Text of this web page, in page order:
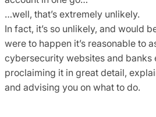
…well, that’s extremely unlikely.
In fact, it’s so unlikely, and would
were to happen it’s reasonable to
cybersecurity websites and banks
proclaiming it in great detail,
and advising you on what to do.